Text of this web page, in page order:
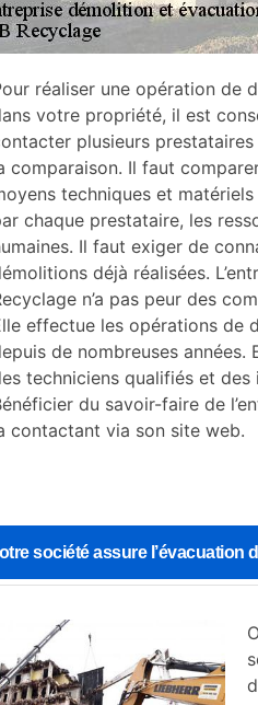
société assure l’évacuation
réaliser une opération de
votre propriété, il est
plusieurs
comparaison. Il faut
techniques et
chaque prestataire, les
Il faut exiger de
déjà réalisées.
n’a pas peur des
effectue les opérations de
de nombreuses années.
techniciens qualifiés et des
du savoir-faire de
contactant via son site web.